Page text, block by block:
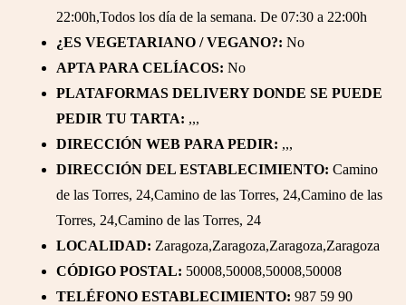
22:00h,Todos los día de la semana. De 07:30 a 22:00h
¿ES VEGETARIANO / VEGANO?: No
APTA PARA CELÍACOS: No
PLATAFORMAS DELIVERY DONDE SE PUEDE
PEDIR TU TARTA: ,,,
DIRECCIÓN WEB PARA PEDIR: ,,,
DIRECCIÓN DEL ESTABLECIMIENTO: Camino
de las Torres, 24,Camino de las Torres, 24,Camino de las
Torres, 24,Camino de las Torres, 24
LOCALIDAD: Zaragoza,Zaragoza,Zaragoza,Zaragoza
CÓDIGO POSTAL: 50008,50008,50008,50008
TELÉFONO ESTABLECIMIENTO: 987 59 90